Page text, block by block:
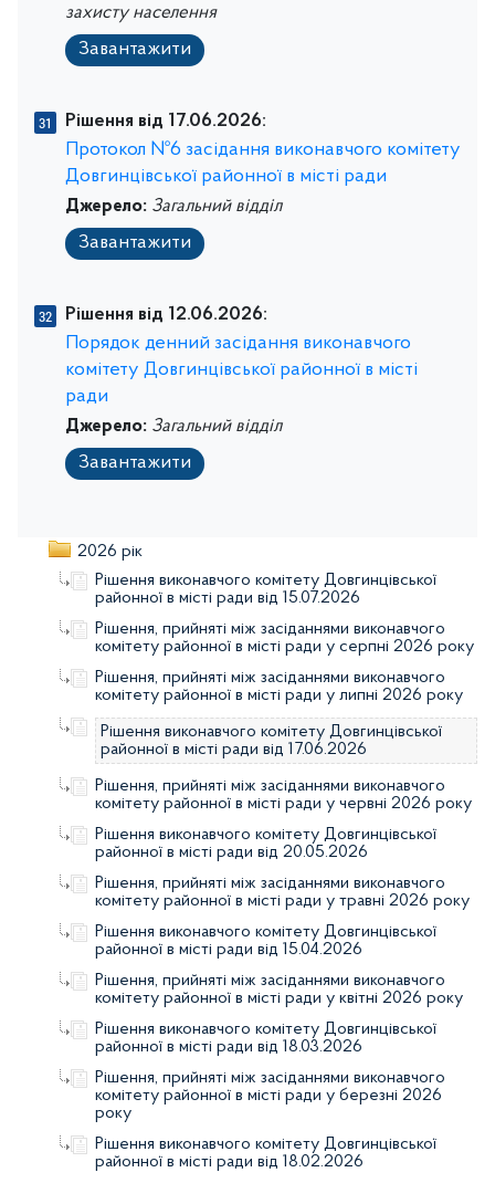
захисту населення
Завантажити
Рішення від 17.06.2026:
Протокол №6 засідання виконавчого комітету
Довгинцівської районної в місті ради
Джерело: Загальний відділ
Завантажити
Рішення від 12.06.2026:
Порядок денний засідання виконавчого
комітету Довгинцівської районної в місті
ради
Джерело: Загальний відділ
Завантажити
2026 рік
Рішення виконавчого комітету Довгинцівської
районної в місті ради від 15.07.2026
Рішення, прийняті між засіданнями виконавчого
комітету районної в місті ради у серпні 2026 року
Рішення, прийняті між засіданнями виконавчого
комітету районної в місті ради у липні 2026 року
Рішення виконавчого комітету Довгинцівської
районної в місті ради від 17.06.2026
Рішення, прийняті між засіданнями виконавчого
комітету районної в місті ради у червні 2026 року
Рішення виконавчого комітету Довгинцівської
районної в місті ради від 20.05.2026
Рішення, прийняті між засіданнями виконавчого
комітету районної в місті ради у травні 2026 року
Рішення виконавчого комітету Довгинцівської
районної в місті ради від 15.04.2026
Рішення, прийняті між засіданнями виконавчого
комітету районної в місті ради у квітні 2026 року
Рішення виконавчого комітету Довгинцівської
районної в місті ради від 18.03.2026
Рішення, прийняті між засіданнями виконавчого
комітету районної в місті ради у березні 2026
року
Рішення виконавчого комітету Довгинцівської
районної в місті ради від 18.02.2026